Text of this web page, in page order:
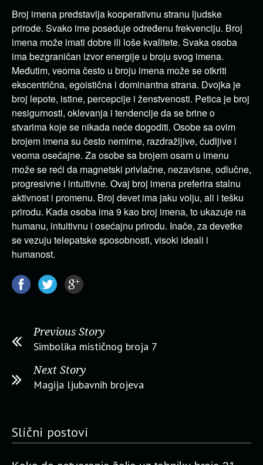
Broj imena predstavlja kooperativnu stranu ljudske
prirode. Svako ime poseduje određenu frekvenciju. Broj
imena može imati dobre ili loše kvalitete. Svaka osoba
ima bezgraničan izvor energije u broju svog imena.
Međutim, veoma često u broju imena može se otkriti
ekscentrična, egoistična i dominantna strana. Dvojka je
broj lepote, istine, percepcije i ženstvenosti. Petica je broj
nesigurnosti, oklevanja i tendencije da se brine o
stvarima koje se nikada neće dogoditi. Osobe sa ovim
brojem imena su često nemirne, razdražljive, ćudljive i
veoma osećajne. Za osobe sa brojem osam u imenu
može se reći da magnetski privlačne, nezavisne, odlučne,
progresivne i intuitivne. Ovaj broj imena preferira stalnu
aktivnost i promenu. Broj devet ima jaku volju, ali i tešku
prirodu. Kada osoba ima 9 kao broj imena, to ukazuje na
humanu, intuitivnu i osećajnu prirodu. Inače, za devetke
se vezuju telepatske sposobnosti, visoki ideali i
humanost.
Previous Story
Simbolika mističnog broja 7
Next Story
Magija ljubavnih brojeva
Slični postovi